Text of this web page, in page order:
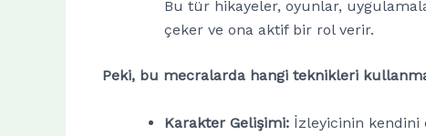
Bu tür hikayeler, oyunlar,
çeker ve ona aktif bir rol verir.
Peki, bu mecralarda hangi teknikleri
Karakter Gelişimi: İzleyicinin kendini